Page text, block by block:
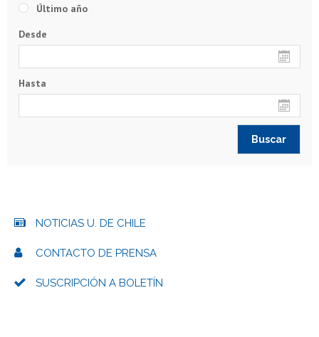
Último año
Desde
Hasta
NOTICIAS U. DE CHILE
CONTACTO DE PRENSA
SUSCRIPCIÓN A BOLETÍN